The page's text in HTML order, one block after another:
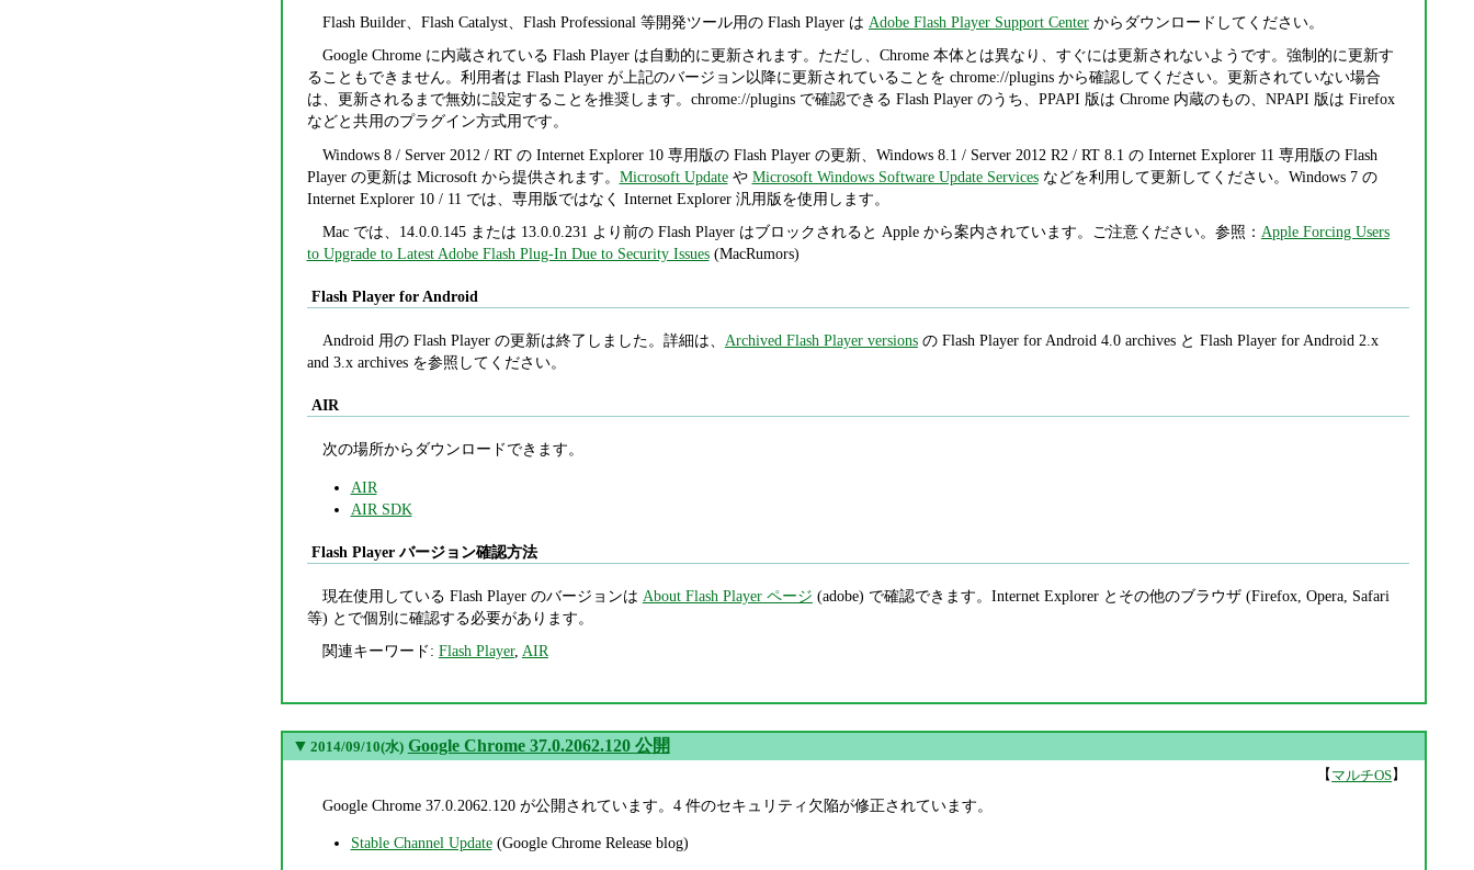
Flash Builder、Flash Catalyst、Flash Professional 等開発ツール用の Flash Player は Adobe Flash Player Support Centerからダウンロードしてください。
Google Chrome に内蔵されている Flash Player は自動的に更新されます。ただし、Chrome 本体とは異なり、すぐには更新されないようです。強制的に更新す
ることもできません。利用者は Flash Player が上記のバージョン以降に更新されていることを chrome://plugins から確認してください。更新されていない場合
は、更新されるまで無効に設定することを推奨します。chrome://plugins で確認できる Flash Player のうち、PPAPI 版は Chrome 内蔵のもの、NPAPI 版は Firefox
などと共用のプラグイン方式用です。
Windows 8 / Server 2012 / RT の Internet Explorer 10 専用版の Flash Player の更新、Windows 8.1 / Server 2012 R2 / RT 8.1 の Internet Explorer 11 専用版の Flash
Player の更新は Microsoft から提供されます。 Microsoft Updateや Microsoft Windows Software Update Servicesなどを利用して更新してください。Windows 7 の
Internet Explorer 10 / 11 では、専用版ではなく Internet Explorer 汎用版を使用します。
Mac では、14.0.0.145 または 13.0.0.231 より前の Flash Player はブロックされると Apple から案内されています。ご注意ください。参照： Apple Forcing Users
to Upgrade to Latest Adobe Flash Plug-In Due to Security Issues(MacRumors)
Flash Player for Android
Android 用の Flash Player の更新は終了しました。詳細は、 Archived Flash Player versionsの Flash Player for Android 4.0 archives と Flash Player for Android 2.x
and 3.x archives を参照してください。
AIR
次の場所からダウンロードできます。
AIR
AIR SDK
Flash Player バージョン確認方法
現在使用している Flash Player のバージョンは About Flash Player ページ (adobe) で確認できます。Internet Explorer とその他のブラウザ (Firefox, Opera, Safari
等) とで個別に確認する必要があります。
関連キーワード: Flash Player, AIR
▼ 2014/09/10(水) Google Chrome 37.0.2062.120 公開
【 マルチOS】
Google Chrome 37.0.2062.120 が公開されています。4 件のセキュリティ欠陥が修正されています。
Stable Channel Update(Google Chrome Release blog)